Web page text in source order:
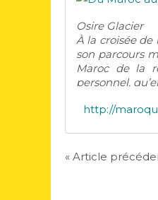
Osire Glacier
À la croisée de
son parcours
Maroc de la
personnel,
« Article